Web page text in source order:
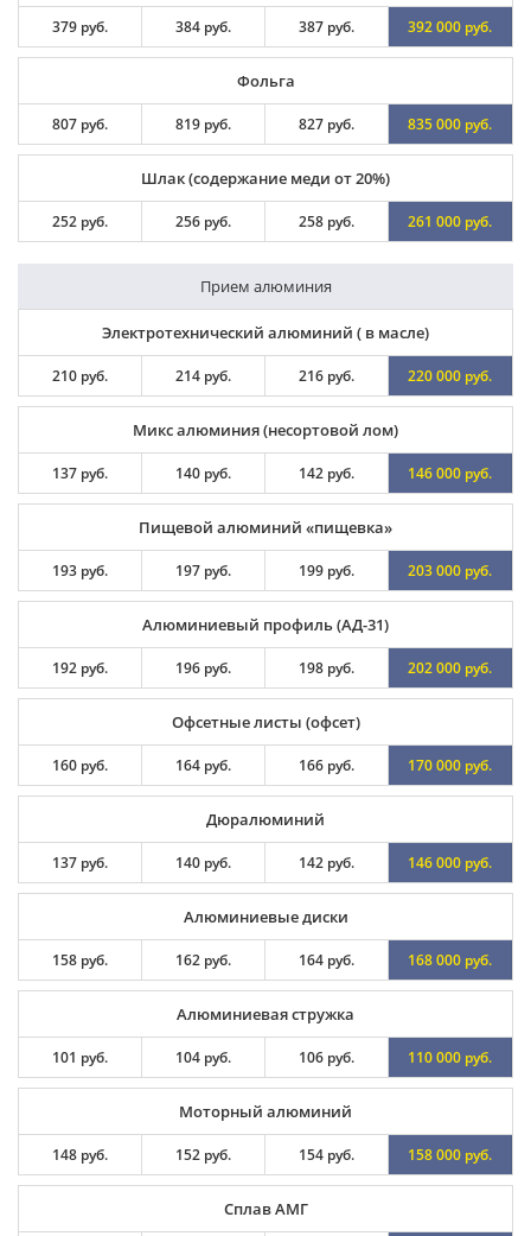
379 руб. 384 руб. 387 руб. 392 000 руб.
Фольга
807 руб. 819 руб. 827 руб. 835 000 руб.
Шлак (содержание меди от 20%)
252 руб. 256 руб. 258 руб. 261 000 руб.
Прием алюминия
Электротехнический алюминий ( в масле)
210 руб. 214 руб. 216 руб. 220 000 руб.
Микс алюминия (несортовой лом)
137 руб. 140 руб. 142 руб. 146 000 руб.
Пищевой алюминий «пищевка»
193 руб. 197 руб. 199 руб. 203 000 руб.
Алюминиевый профиль (АД-31)
192 руб. 196 руб. 198 руб. 202 000 руб.
Офсетные листы (офсет)
160 руб. 164 руб. 166 руб. 170 000 руб.
Дюралюминий
137 руб. 140 руб. 142 руб. 146 000 руб.
Алюминиевые диски
158 руб. 162 руб. 164 руб. 168 000 руб.
Алюминиевая стружка
101 руб. 104 руб. 106 руб. 110 000 руб.
Моторный алюминий
148 руб. 152 руб. 154 руб. 158 000 руб.
Сплав АМГ